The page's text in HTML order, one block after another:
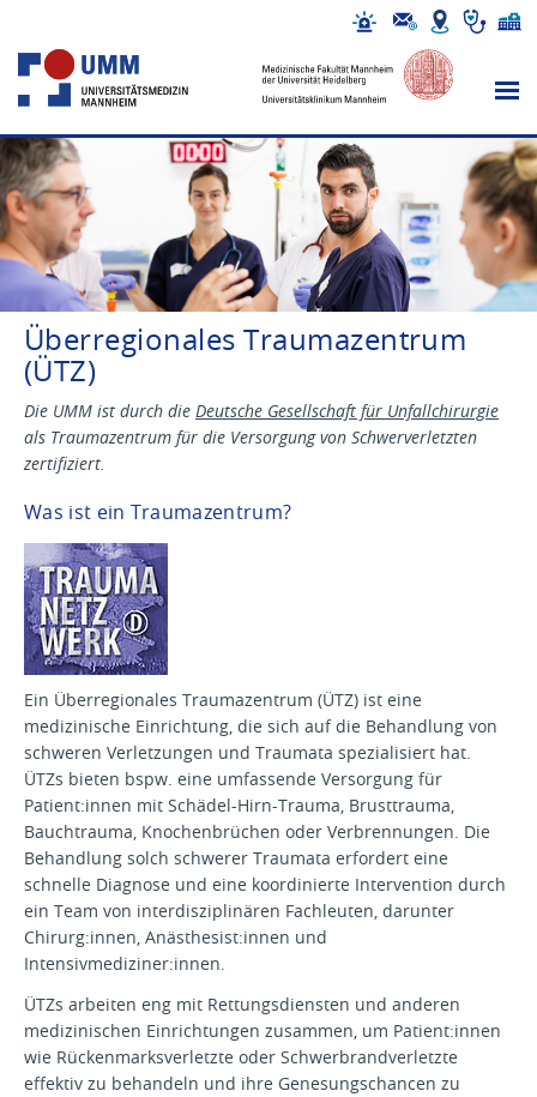
Überregionales Traumazentrum
(ÜTZ)
Die UMM ist durch die Deutsche Gesellschaft für Unfallchirurgie
als Traumazentrum für die Versorgung von Schwerverletzten
zertifiziert.
Was ist ein Traumazentrum?
Ein Überregionales Traumazentrum (ÜTZ) ist eine
medizinische Einrichtung, die sich auf die Behandlung von
schweren Verletzungen und Traumata spezialisiert hat.
ÜTZs bieten bspw. eine umfassende Versorgung für
Patient:innen mit Schädel-Hirn-Trauma, Brusttrauma,
Bauchtrauma, Knochenbrüchen oder Verbrennungen. Die
Behandlung solch schwerer Traumata erfordert eine
schnelle Diagnose und eine koordinierte Intervention durch
ein Team von interdisziplinären Fachleuten, darunter
Chirurg:innen, Anästhesist:innen und
Intensivmediziner:innen.
ÜTZs arbeiten eng mit Rettungsdiensten und anderen
medizinischen Einrichtungen zusammen, um Patient:innen
wie Rückenmarksverletzte oder Schwerbrandverletzte
effektiv zu behandeln und ihre Genesungschancen zu